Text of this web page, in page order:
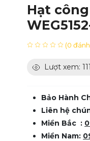
Hạt
(0
Lượt xem:
Bảo Hành
Liên hệ
Miền Bắc :
Miền Nam: